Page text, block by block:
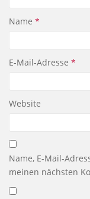
Name *
E-Mail-Adresse *
Website
Name, E-Mail-
meinen nächsten